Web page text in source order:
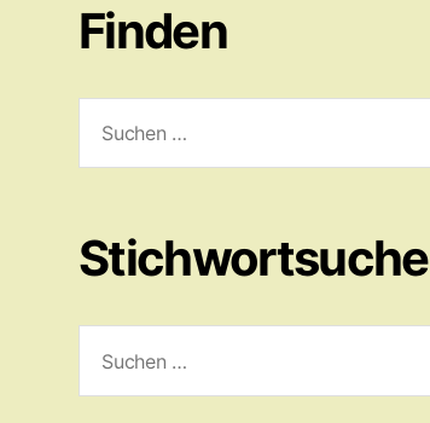
Finden
nach:
Stichwortsuche
nach: